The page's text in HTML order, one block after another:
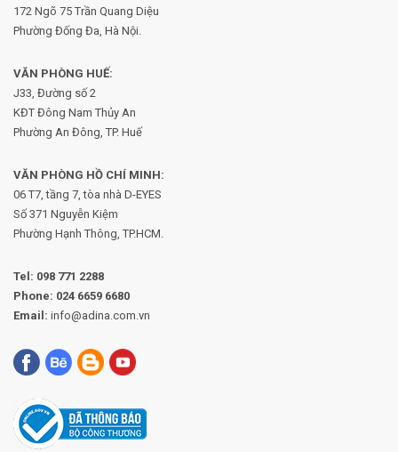
172 Ngõ 75 Trần Quang Diệu
Phường Đống Đa, Hà Nội.
VĂN PHÒNG HUẾ:
J33, Đường số 2
KĐT Đông Nam Thủy An
Phường An Đông, TP. Huế
VĂN PHÒNG HỒ CHÍ MINH:
06 T7, tầng 7, tòa nhà D-EYES
Số 371 Nguyễn Kiệm
Phường Hạnh Thông, TP.HCM.
Tel: 098 771 2288
Phone: 024 6659 6680
Email: info@adina.com.vn